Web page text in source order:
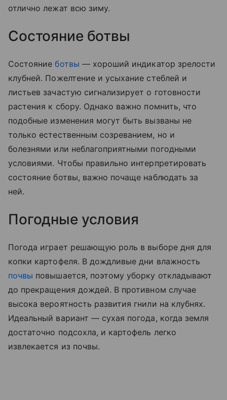
отлично лежат всю зиму.
Состояние ботвы
Состояниеботвы — хороший индикатор зрелости
клубней. Пожелтение и усыхание стеблей и
листьев зачастую сигнализирует о готовности
растения к сбору. Однако важно помнить, что
подобные изменения могут быть вызваны не
только естественным созреванием, но и
болезнями или неблагоприятными погодными
условиями. Чтобы правильно интерпретировать
состояние ботвы, важно почаще наблюдать за
ней.
Погодные условия
Погода играет решающую роль в выборе дня для
копки картофеля. В дождливые дни влажность
почвы повышается, поэтому уборку откладывают
до прекращения дождей. В противном случае
высока вероятность развития гнили на клубнях.
Идеальный вариант — сухая погода, когда земля
достаточно подсохла, и картофель легко
извлекается из почвы.